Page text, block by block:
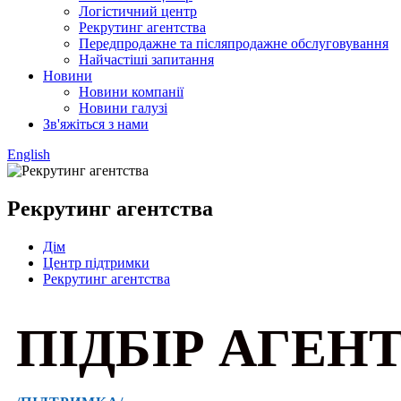
Логістичний центр
Рекрутинг агентства
Передпродажне та післяпродажне обслуговування
Найчастіші запитання
Новини
Новини компанії
Новини галузі
Зв'яжіться з нами
English
Рекрутинг агентства
Дім
Центр підтримки
Рекрутинг агентства
ПІДБІР